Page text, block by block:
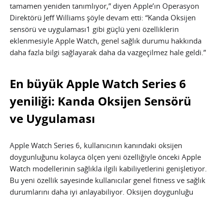
tamamen yeniden tanımlıyor,” diyen Apple’ın Operasyon
Direktörü Jeff Williams şöyle devam etti: “Kanda Oksijen
sensörü ve uygulaması1 gibi güçlü yeni özelliklerin
eklenmesiyle Apple Watch, genel sağlık durumu hakkında
daha fazla bilgi sağlayarak daha da vazgeçilmez hale geldi.”
En büyük Apple Watch Series 6
yeniliği: Kanda Oksijen Sensörü
ve Uygulaması
Apple Watch Series 6, kullanıcının kanındaki oksijen
doygunluğunu kolayca ölçen yeni özelliğiyle önceki Apple
Watch modellerinin sağlıkla ilgili kabiliyetlerini genişletiyor.
Bu yeni özellik sayesinde kullanıcılar genel fitness ve sağlık
durumlarını daha iyi anlayabiliyor. Oksijen doygunluğu